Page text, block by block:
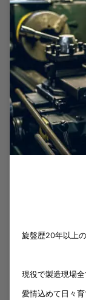
旋盤歴20年以上の
現役で製造現場
愛情込めて日々育